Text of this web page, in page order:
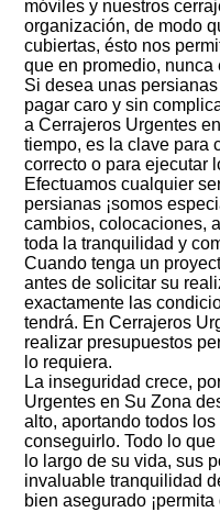
móviles y nuestros
organización, de modo
cubiertas, ésto nos
que en promedio,
Si desea unas
pagar caro y sin
a Cerrajeros Urgentes
tiempo, es la clave para
correcto o para ejecutar
Efectuamos cualquier
persianas ¡somos
cambios, colocaciones,
toda la tranquilidad y
Cuando tenga un
antes de solicitar su
exactamente las
tendrá. En Cerrajeros
realizar presupuestos
lo requiera.
La inseguridad crece,
Urgentes en Su Zona
alto, aportando todos
conseguirlo. Todo lo
lo largo de su vida, sus
invaluable tranquilidad
bien asegurado